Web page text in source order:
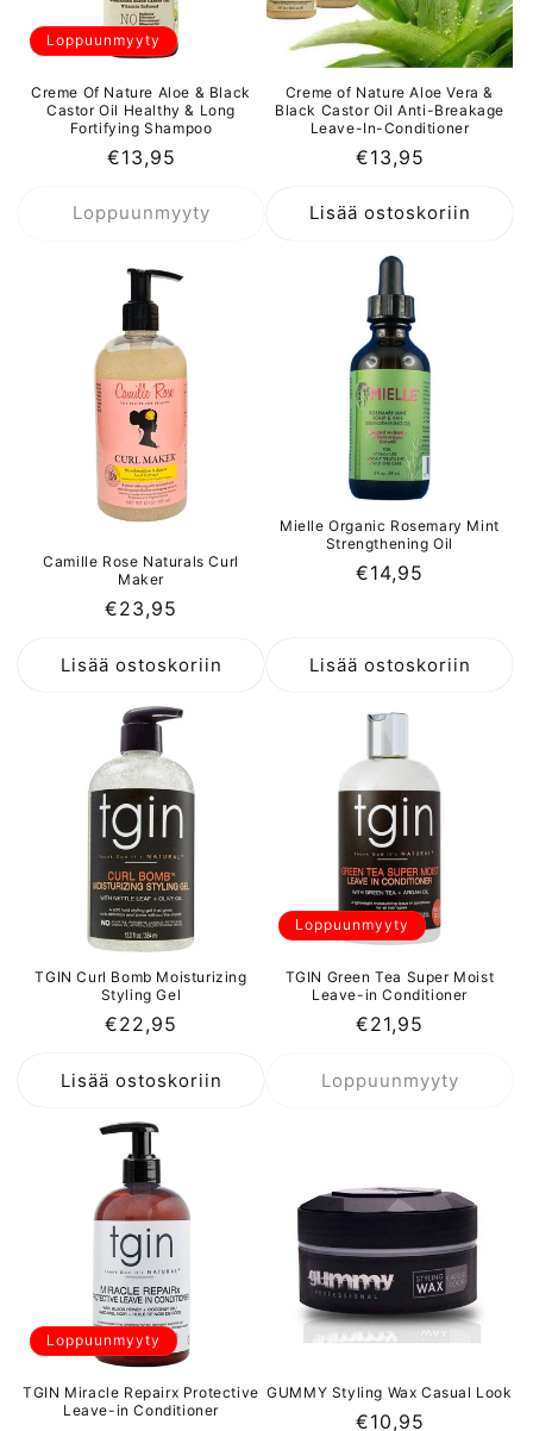
Loppuunmyyty
Creme Of Nature Aloe & Black
Castor Oil Healthy & Long
Fortifying Shampoo
Normaalihinta
€13,95
Loppuunmyyty
Creme of Nature Aloe Vera &
Black Castor Oil Anti-Breakage
Leave-In-Conditioner
Normaalihinta
€13,95
Lisää ostoskoriin
Camille Rose Naturals Curl
Maker
Normaalihinta
€23,95
Lisää ostoskoriin
Mielle Organic Rosemary Mint
Strengthening Oil
Normaalihinta
€14,95
Lisää ostoskoriin
TGIN Curl Bomb Moisturizing
Styling Gel
Normaalihinta
€22,95
Lisää ostoskoriin
Loppuunmyyty
TGIN Green Tea Super Moist
Leave-in Conditioner
Normaalihinta
€21,95
Loppuunmyyty
Loppuunmyyty
TGIN Miracle Repairx Protective
Leave-in Conditioner
GUMMY Styling Wax Casual Look
Normaalihinta
€10,95